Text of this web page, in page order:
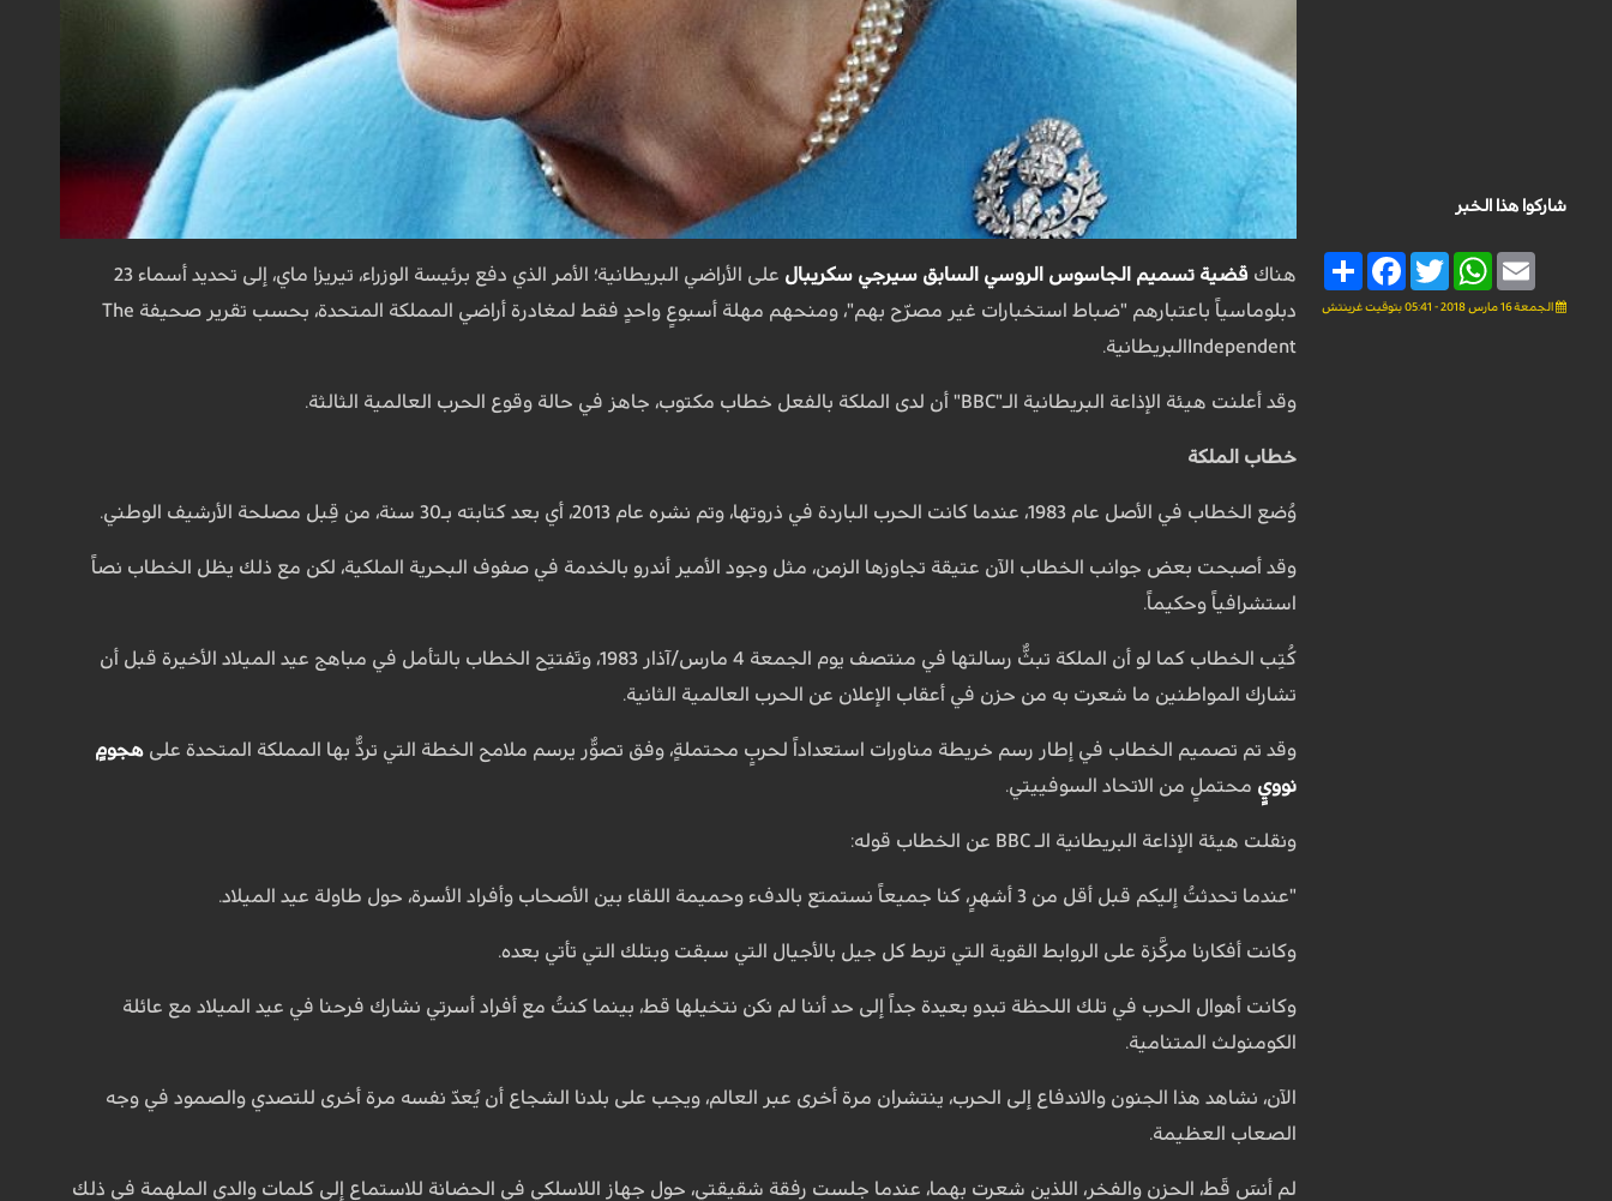
شاركوا هذا الخبر
Share
FacebookTwitter
WhatsAppEmail
الجمعة 16 مارس 2018 - 05:41 بتوقيت غرينتش
هناك قضية تسميم الجاسوس الروسي السابق سيرجي سكريبال
على الأراضي البريطانية؛ الأمر الذي دفع برئيسة الوزراء، تيريزا ماي، إلى تحديد أسماء 23
دبلوماسياً باعتبارهم "ضباط استخبارات غير مصرّح بهم"، ومنحهم مهلة أسبوعٍ واحدٍ فقط لمغادرة أراضي المملكة المتحدة، بحسب تقرير صحيفة The
Independentالبريطانية.
وقد أعلنت هيئة الإذاعة البريطانية الـ"BBC" أن لدى الملكة بالفعل خطاب مكتوب، جاهز في حالة وقوع الحرب العالمية الثالثة.
خطاب الملكة
وُضع الخطاب في الأصل عام 1983، عندما كانت الحرب الباردة في ذروتها، وتم نشره عام 2013، أي بعد كتابته بـ30 سنة، من قِبل مصلحة الأرشيف الوطني.
وقد أصبحت بعض جوانب الخطاب الآن عتيقة تجاوزها الزمن، مثل وجود الأمير أندرو بالخدمة في صفوف البحرية الملكية، لكن مع ذلك يظل الخطاب نصاً
استشرافياً وحكيماً.
كُتِب الخطاب كما لو أن الملكة تبثُّ رسالتها في منتصف يوم الجمعة 4 مارس/آذار 1983، وتَفتتِح الخطاب بالتأمل في مباهج عيد الميلاد الأخيرة قبل أن
تشارك المواطنين ما شعرت به من حزن في أعقاب الإعلان عن الحرب العالمية الثانية.
وقد تم تصميم الخطاب في إطار رسم خريطة مناورات استعداداً لحربٍ محتملةٍ، وفق تصوُّر يرسم ملامح الخطة التي تردُّ بها المملكة المتحدة على هجومٍ
نوويٍ محتملٍ من الاتحاد السوفييتي.
ونقلت هيئة الإذاعة البريطانية الـ BBC عن الخطاب قوله:
"عندما تحدثتُ إليكم قبل أقل من 3 أشهرٍ، كنا جميعاً نستمتع بالدفء وحميمة اللقاء بين الأصحاب وأفراد الأسرة، حول طاولة عيد الميلاد.
وكانت أفكارنا مركَّزة على الروابط القوية التي تربط كل جيل بالأجيال التي سبقت وبتلك التي تأتي بعده.
وكانت أهوال الحرب في تلك اللحظة تبدو بعيدة جداً إلى حد أننا لم نكن نتخيلها قط، بينما كنتُ مع أفراد أسرتي نشارك فرحنا في عيد الميلاد مع عائلة
الكومنولث المتنامية.
الآن، نشاهد هذا الجنون والاندفاع إلى الحرب، ينتشران مرة أخرى عبر العالم، ويجب على بلدنا الشجاع أن يُعدّ نفسه مرة أخرى للتصدي والصمود في وجه
الصعاب العظيمة.
لم أنسَ قَط، الحزن والفخر، اللذين شعرت بهما، عندما جلست رفقة شقيقتي، حول جهاز اللاسلكي في الحضانة للاستماع إلى كلمات والدي الملهمة في ذلك